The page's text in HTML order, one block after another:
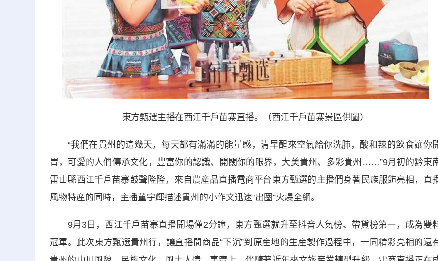
東方甄選主播在西江千戶苗寨直播。（西江千戶苗寨景區供圖）
“我們在貴州的這幾天，每天都有滿滿的能量感，清早醒來空氣給你洗肺，酸和辣的飲食讓你
胃，可愛的人們傳承文化，豐富你的認識、開闊你的眼界，大美貴州、多彩貴州……”9月初的黔東
雷山縣西江千戶苗寨鼓聲隆隆，來自農産品直播電商平台東方甄選的主播們身著民族服飾亮相，直
風物特産的同時，主播董宇輝描述貴州的小作文迅速“出圈”火爆全網。
9月3日，西江千戶苗寨直播開場僅2分鐘，東方甄選就升至抖音人氣榜、帶貨榜第一，成為雙
冠軍。此次東方甄選貴州行，讓直播間商品“下沉”到原産地的生産製作過程中，一同精彩亮相的還